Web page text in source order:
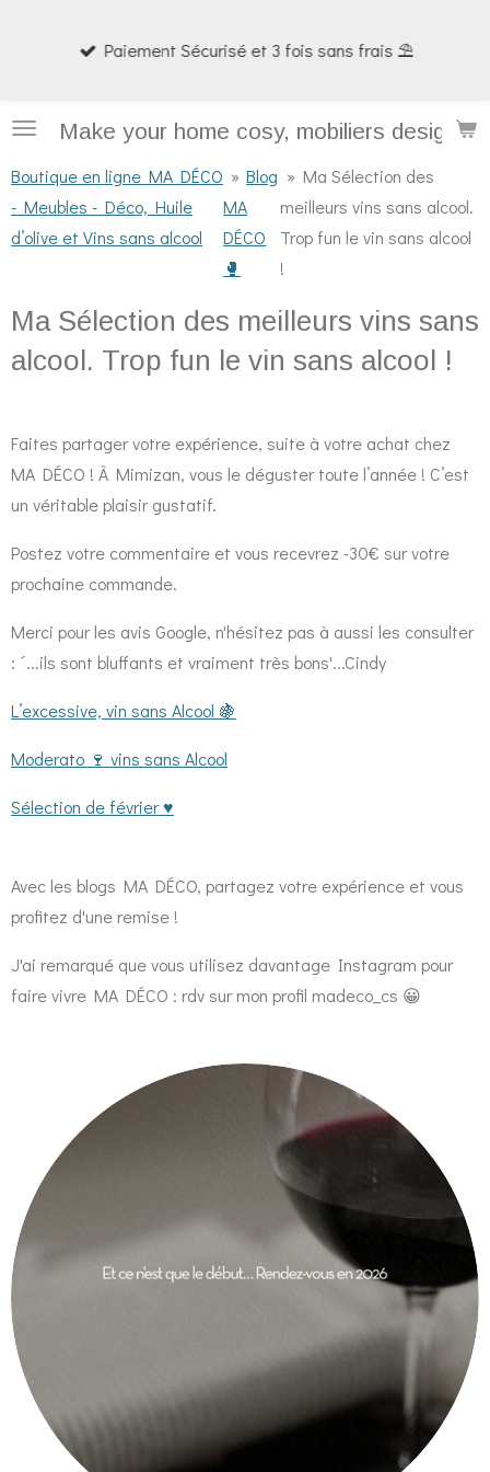
principal
Make your home cosy, mobiliers design
Paiement Sécurisé et 3 fois sans frais ⛱️
Boutique en ligne MA DÉCO
- Meubles - Déco, Huile
d’olive et Vins sans alcool
» Blog
MA
DÉCO
🥊
» Ma Sélection des
meilleurs vins sans alcool.
Trop fun le vin sans alcool
!
Ma Sélection des meilleurs vins sans
alcool. Trop fun le vin sans alcool !
Faites partager votre expérience, suite à votre achat chez
MA DÉCO ! À Mimizan, vous le déguster toute l’année ! C’est
un véritable plaisir gustatif.
Postez votre commentaire et vous recevrez -30€ sur votre
prochaine commande.
Merci pour les avis Google, n'hésitez pas à aussi les consulter
: ´...ils sont bluffants et vraiment très bons'...Cindy
L’excessive, vin sans Alcool 🍇
Moderato 🍷 vins sans Alcool
Sélection de février ♥️
Avec les blogs MA DÉCO, partagez votre expérience et vous
profitez d'une remise !
J'ai remarqué que vous utilisez davantage Instagram pour
faire vivre MA DÉCO : rdv sur mon profil madeco_cs 😀